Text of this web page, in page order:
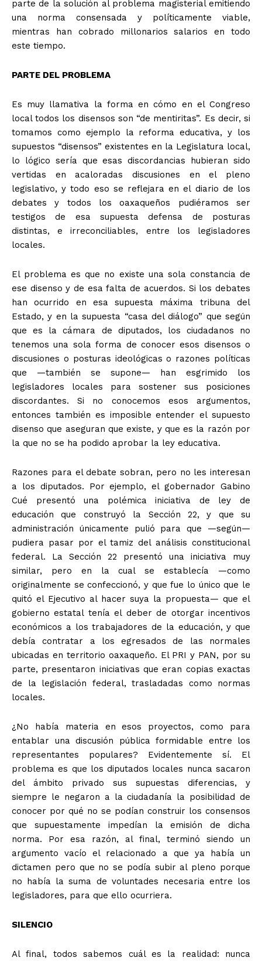
+ Todas las formas de lucha, potencialmente enlazadas
parte de la solución al problema magisterial emitiendo
una norma consensada y políticamente viable,
mientras han cobrado millonarios salarios en todo
este tiempo.
PARTE DEL PROBLEMA
Es muy llamativa la forma en cómo en el Congreso
local todos los disensos son “de mentiritas”. Es decir, si
tomamos como ejemplo la reforma educativa, y los
supuestos “disensos” existentes en la Legislatura local,
lo lógico sería que esas discordancias hubieran sido
vertidas en acaloradas discusiones en el pleno
legislativo, y todo eso se reflejara en el diario de los
debates y todos los oaxaqueños pudiéramos ser
testigos de esa supuesta defensa de posturas
distintas, e irreconciliables, entre los legisladores
locales.
El problema es que no existe una sola constancia de
ese disenso y de esa falta de acuerdos. Si los debates
han ocurrido en esa supuesta máxima tribuna del
Estado, y en la supuesta “casa del diálogo” que según
que es la cámara de diputados, los ciudadanos no
tenemos una sola forma de conocer esos disensos o
discusiones o posturas ideológicas o razones políticas
que —también se supone— han esgrimido los
legisladores locales para sostener sus posiciones
discordantes. Si no conocemos esos argumentos,
entonces también es imposible entender el supuesto
disenso que aseguran que existe, y que es la razón por
la que no se ha podido aprobar la ley educativa.
Razones para el debate sobran, pero no les interesan
a los diputados. Por ejemplo, el gobernador Gabino
Cué presentó una polémica iniciativa de ley de
educación que construyó la Sección 22, y que su
administración únicamente pulió para que —según—
pudiera pasar por el tamiz del análisis constitucional
federal. La Sección 22 presentó una iniciativa muy
similar, pero en la cual se establecía —como
originalmente se confeccionó, y que fue lo único que le
quitó el Ejecutivo al hacer suya la propuesta— que el
gobierno estatal tenía el deber de otorgar incentivos
económicos a los trabajadores de la educación, y que
debía contratar a los egresados de las normales
ubicadas en territorio oaxaqueño. El PRI y PAN, por su
parte, presentaron iniciativas que eran copias exactas
de la legislación federal, trasladadas como normas
locales.
¿No había materia en esos proyectos, como para
entablar una discusión pública formidable entre los
representantes populares? Evidentemente sí. El
problema es que los diputados locales nunca sacaron
del ámbito privado sus supuestas diferencias, y
siempre le negaron a la ciudadanía la posibilidad de
conocer por qué no se podían construir los consensos
que supuestamente impedían la emisión de dicha
norma. Por esa razón, al final, terminó siendo un
argumento vacío el relacionado a que ya había un
dictamen pero que no se podía subir al pleno porque
no había la suma de voluntades necesaria entre los
legisladores, para que ello ocurriera.
SILENCIO
Al final, todos sabemos cuál es la realidad: nunca